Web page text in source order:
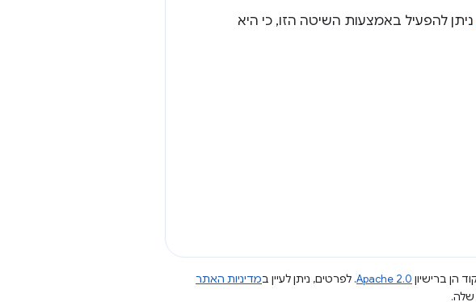
ניתן להפעיל באמצעות השיטה הזו, כי היא
הן ברישיון Apache 2.0. לפרטים, ניתן לעיין במדיניות האתר